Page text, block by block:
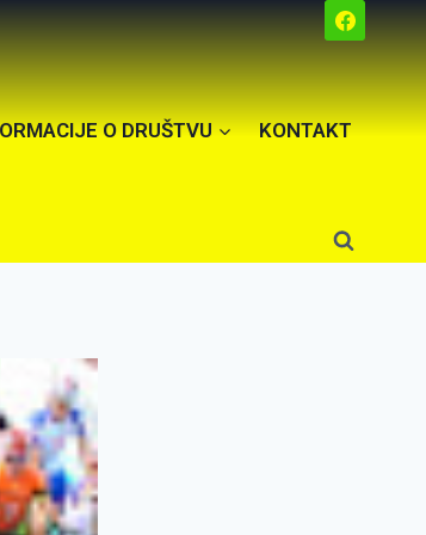
O DRUŠTVU KONTAKT